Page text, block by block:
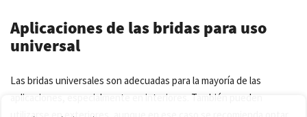
Aplicaciones de las bridas para uso
universal
Las bridas universales son adecuadas para la mayoría de las
aplicaciones, especialmente en interiores. También pueden